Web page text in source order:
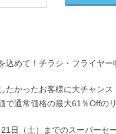
込めて！チラシ・フライヤー
たかったお客様に大チャン
で通常価格の最大61％Offの
日（土）までのスーパーセ